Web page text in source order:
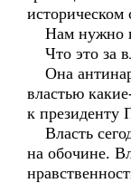
историческом
Нам нужно
Что это за
Она
властью
к президенту
Власть
на обочине.